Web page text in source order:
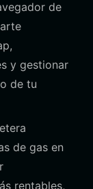
de
y gestionar
de tu
de gas en
rentables,